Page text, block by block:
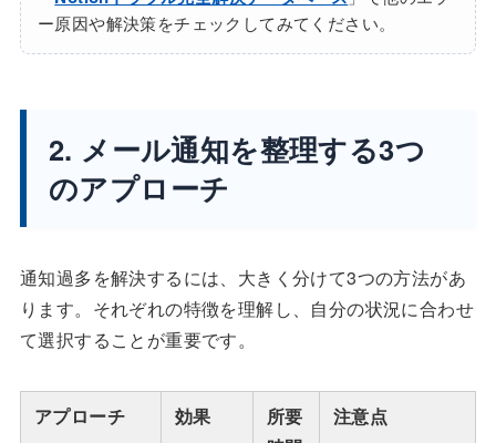
ー原因や解決策をチェックしてみてください。
2. メール通知を整理する3つ
のアプローチ
通知過多を解決するには、大きく分けて3つの方法があ
ります。それぞれの特徴を理解し、自分の状況に合わせ
て選択することが重要です。
アプローチ 効果
所要
注意点